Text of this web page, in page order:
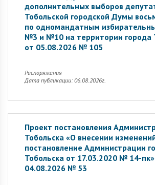
дополнительных выборов
Тобольской городской Думы
по одномандатным
№3 и №10 на территории города
от 05.08.2026 № 105
Распоряжения
Дата публикации: 06.08.2026г.
Проект постановления
Тобольска «О внесении
постановление Администрации
Тобольска от 17.03.2020 № 14-
04.08.2026 № 53